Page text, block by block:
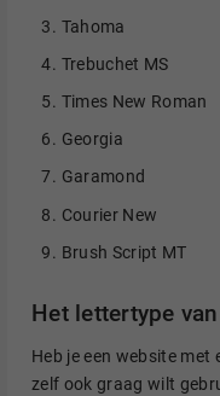
Tahoma
Trebuchet MS
Times New Roman
Georgia
Garamond
Courier New
Brush Script MT
Het lettertype
Heb je een website
zelf ook graag wilt